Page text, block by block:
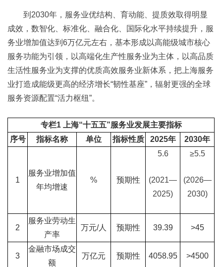
到2030年，服务业优结构、育动能、提质效取得明显
成效，数智化、标准化、融合化、国际化水平持续提升，服
务业增加值达到6万亿元左右，基本形成以高能级城市核心
服务功能为引领，以高端化生产性服务业为主体，以高品质
生活性服务业为支撑的优质高效服务业新体系，把上海服务
业打造成能级更高的经济增长“韧性基座”，辐射更强的全球
服务资源配置“活力枢纽”。
专栏1
上海“十五五”服务业发展主要指标
序号
指标名称 单位 指标性质 2025年 2030年
1
服务业增加值
年均增速
% 预期性
5.6
(2021—
2025)
≥5.5
(2026—
2030)
2
服务业劳动生
产率
万元/人 预期性 39.39 >45
3
金融市场成交
额
万亿元 预期性 4058.95 >4500